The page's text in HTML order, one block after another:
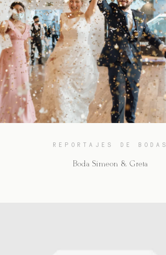
REPORTAJES DE BODAS
Boda Simeón & Greta